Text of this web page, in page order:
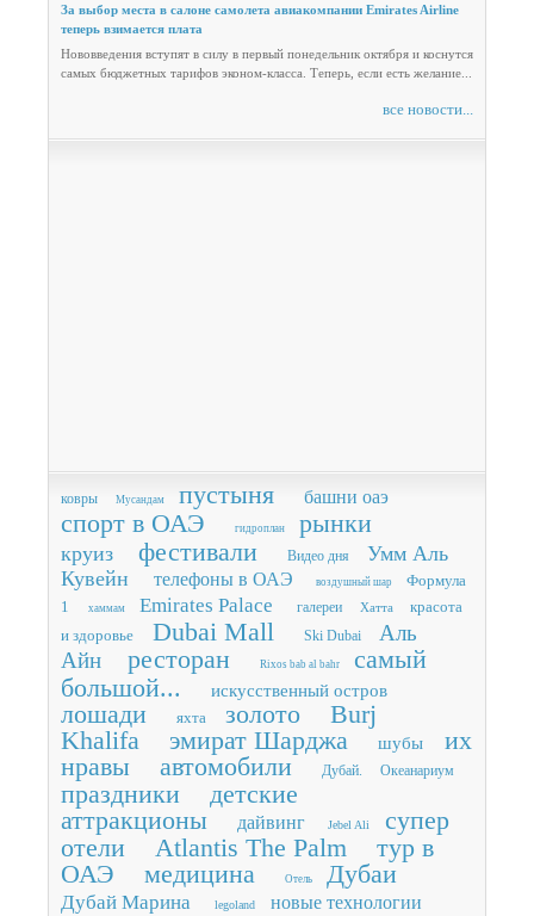
За выбор места в салоне самолета авиакомпании Emirates Airline
теперь взимается плата
Нововведения вступят в силу в первый понедельник октября и коснутся
самых бюджетных тарифов эконом-класса. Теперь, если есть желание...
все новости...
ковры Мусандам пустыня башни оаэ
спорт в ОАЭ гидроплан рынки
круиз фестивали Видео дня
Умм Аль
Кувейн
телефоны в ОАЭ воздушный шар
Формула
1
хаммам Emirates Palace галереи Хатта
красота
и здоровье
Dubai Mall Ski Dubai
Аль
Айн
ресторан Rixos bab al bahr
самый
большой...
искусственный остров
лошади яхта золото
Burj
Khalifa
эмират Шарджа шубы
их
нравы
автомобили Дубай. Океанариум
праздники
детские
аттракционы
дайвинг Jebel Ali
супер
отели
Atlantis The Palm
тур в
ОАЭ
медицина Отель Дубаи
Дубай Марина legoland новые технологии